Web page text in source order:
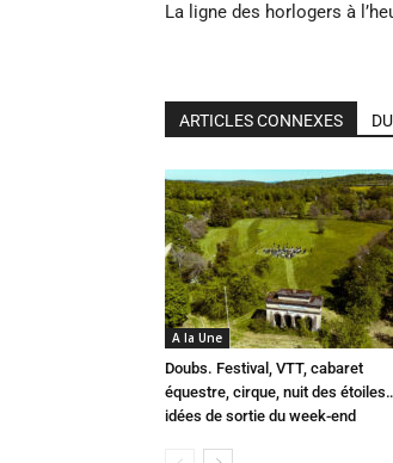
La ligne des horlogers à
ARTICLES CONNEXES
A la Une
Doubs. Festival, VTT, cabaret
équestre, cirque, nuit des
idées de sortie du week-end